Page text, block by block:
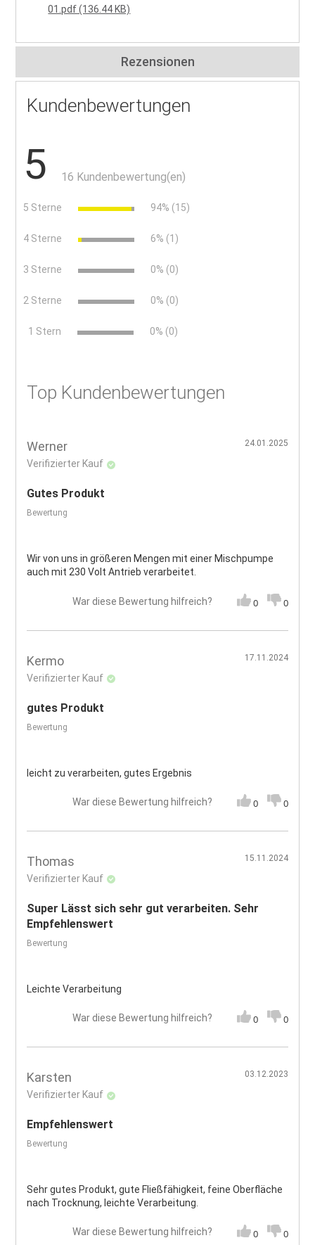
01.pdf (136.44 KB)
Rezensionen
Kundenbewertungen
5 16 Kundenbewertung(en)
5 Sterne 94% (15)
4 Sterne 6% (1)
3 Sterne 0% (0)
2 Sterne 0% (0)
1 Stern 0% (0)
Top Kundenbewertungen
Werner
Verifizierter Kauf
24.01.2025
Gutes Produkt
Bewertung
Wir von uns in größeren Mengen mit einer Mischpumpe
auch mit 230 Volt Antrieb verarbeitet.
War diese Bewertung hilfreich? 0 0
Kermo
Verifizierter Kauf
17.11.2024
gutes Produkt
Bewertung
leicht zu verarbeiten, gutes Ergebnis
War diese Bewertung hilfreich? 0 0
Thomas
Verifizierter Kauf
15.11.2024
Super Lässt sich sehr gut verarbeiten. Sehr
Empfehlenswert
Bewertung
Leichte Verarbeitung
War diese Bewertung hilfreich? 0 0
Karsten
Verifizierter Kauf
03.12.2023
Empfehlenswert
Bewertung
Sehr gutes Produkt, gute Fließfähigkeit, feine Oberfläche
nach Trocknung, leichte Verarbeitung.
War diese Bewertung hilfreich? 0 0